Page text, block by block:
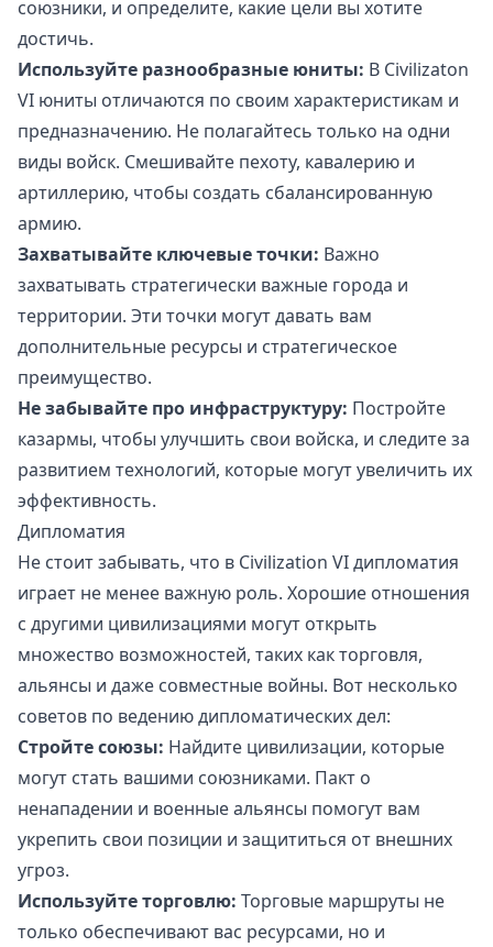
союзники, и определите, какие цели вы хотите
достичь.
Используйте разнообразные юниты: В Civilizaton
VI юниты отличаются по своим характеристикам и
предназначению. Не полагайтесь только на одни
виды войск. Смешивайте пехоту, кавалерию и
артиллерию, чтобы создать сбалансированную
армию.
Захватывайте ключевые точки: Важно
захватывать стратегически важные города и
территории. Эти точки могут давать вам
дополнительные ресурсы и стратегическое
преимущество.
Не забывайте про инфраструктуру: Постройте
казармы, чтобы улучшить свои войска, и следите за
развитием технологий, которые могут увеличить их
эффективность.
Дипломатия
Не стоит забывать, что в Civilization VI дипломатия
играет не менее важную роль. Хорошие отношения
с другими цивилизациями могут открыть
множество возможностей, таких как торговля,
альянсы и даже совместные войны. Вот несколько
советов по ведению дипломатических дел:
Стройте союзы: Найдите цивилизации, которые
могут стать вашими союзниками. Пакт о
ненападении и военные альянсы помогут вам
укрепить свои позиции и защититься от внешних
угроз.
Используйте торговлю: Торговые маршруты не
только обеспечивают вас ресурсами, но и